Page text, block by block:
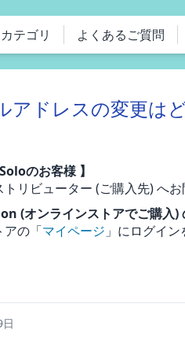
カテゴリ よくあるご質問
アドレスの変更は
のお客様 】
リビューター (ご購入先) へ
(オンラインストアでご購入)
アの「マイページ 」にログイ